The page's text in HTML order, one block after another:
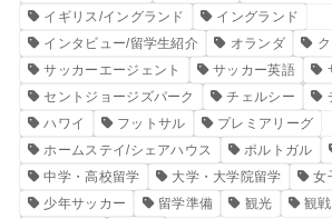
イギリス/イングランド
イングランド
インタビュー/留学生紹介
オランダ
サッカーエージェント
サッカー英語
セントジョージズパーク
チェルシー
ハワイ
フットサル
プレミアリーグ
ホームステイ/シェアハウス
ポルトガル
中学・高校留学
大学・大学院留学
女
少年サッカー
留学準備 観光
観